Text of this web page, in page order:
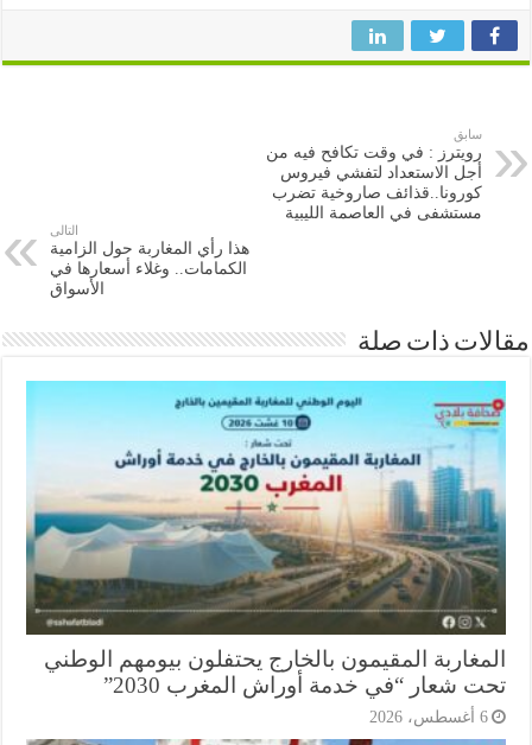
رويترز : في وقت تكافح فيه من
أجل الاستعداد لتفشي فيروس
كورونا..قذائف صاروخية تضرب
مستشفى في العاصمة الليبية
هذا رأي المغاربة حول الزامية
الكمامات.. وغلاء أسعارها في
الأسواق
ذات صلة
المقيمون بالخارج يحتفلون بيومهم الوطني
شعار “في خدمة أوراش المغرب 2030”